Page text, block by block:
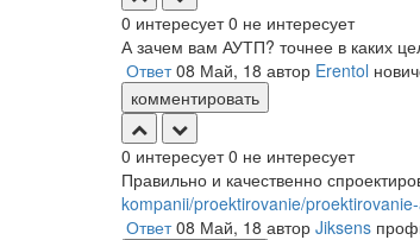
0 интересует 0 не интересует
А зачем вам АУТП? точнее в каких
Ответ 08 Май, 18 автор Erentol
комментировать
0 интересует 0 не интересует
Правильно и качественно
kompanii/proektirovanie/
Ответ 08 Май, 18 автор Jiksens